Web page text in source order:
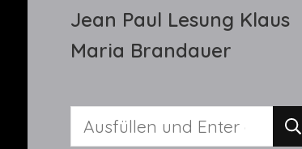
Jean Paul Lesung Klaus
Maria Brandauer
Suchst